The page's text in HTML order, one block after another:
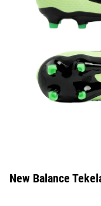
New Balance